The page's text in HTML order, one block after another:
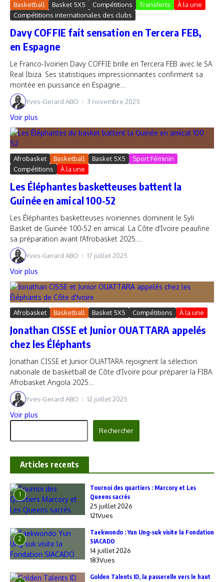
Basketball Basket 5X5 Compétitions Transferts
À la une
Compétitions internationales des clubs
Davy COFFIE fait sensation en Tercera FEB,
en Espagne
Le Franco-Ivoirien Davy COFFIE brille en Tercera FEB avec le SA
Real Ibiza. Ses statistiques impressionnantes confirment sa
montée en puissance en Espagne....
Yves-Gerard ABO 3 novembre 2025
Voir plus
Afrobasket Basketball Basket 5X5
Sport Féminin
Compétitions
À la une
Les Éléphantes basketteuses battent la
Guinée en amical 100-52
Les Éléphantes basketteuses ivoiriennes dominent le Syli
Basket de Guinée 100-52 en amical. La Côte d’Ivoire peaufine
sa préparation avant l’Afrobasket 2025....
Yves-Gerard ABO 17 juillet 2025
Voir plus
Afrobasket Basketball Basket 5X5 Compétitions À la une
Jonathan CISSE et Junior OUATTARA appelés
chez les Éléphants
Jonathan CISSE et Junior OUATTARA rejoignent la sélection
nationale de basketball de Côte d’Ivoire pour préparer la FIBA
Afrobasket Angola 2025....
Yves-Gerard ABO 12 juillet 2025
Voir plus
Rechercher
Articles recents
1
‎Tournoi des quartiers : Marcory et Les
Queens sacrés
25 juillet 2026
121Vues
2
Taekwondo : Yun Ung-suk visite la Fondation
SIACADO
14 juillet 2026
183Vues
Golden Talents ID, la passerelle vers le haut